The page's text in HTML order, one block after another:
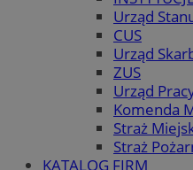
Urząd
CUS
Urząd
ZUS
Urząd
Komenda
Straż
Straż
KATALOG FIRM